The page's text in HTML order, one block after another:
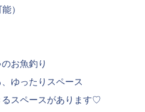
）
お魚釣り
ゆったりスペース
るスペースがあります♡